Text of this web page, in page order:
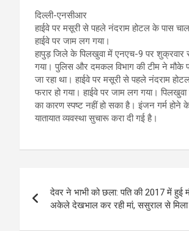
दिल्ली-एनसीआर
हाईवे पर मसूरी से पहले नंदराम होटल के पास
हाईवे पर जाम लग गया।
हापुड़ जिले के पिलखुवा में एनएच-9 पर
गया। पुलिस और दमकल विभाग की टीम ने मौके
जा रहा था। हाईवे पर मसूरी से पहले नंदराम
फरार हो गया। हाईवे पर जाम लग गया।
का कारण स्पष्ट नहीं हो सका है। इंजन गर्म
यातायात व्यवस्था सुचारू करा दी गई है।
navigation
देवर ने भाभी को छला: पति की 2017 में हुई
अकेले देखभाल कर रही मां, ससुराल से मिला